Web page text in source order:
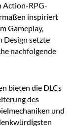
Action-RPG-
inspiriert
Gameplay,
Design setzte
nachfolgende
bieten die DLCs
des
und